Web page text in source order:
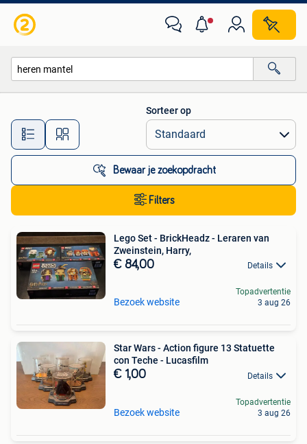
Alle afstanden…
Sorteer op
Bewaar je zoekopdracht
Filters
Lego Set - BrickHeadz - Leraren van
Zweinstein, Harry,
€ 84,00 Details
Bezoek website
Topadvertentie
3 aug 26
Star Wars - Action figure 13 Statuette
con Teche - Lucasfilm
€ 1,00 Details
Bezoek website
Topadvertentie
3 aug 26